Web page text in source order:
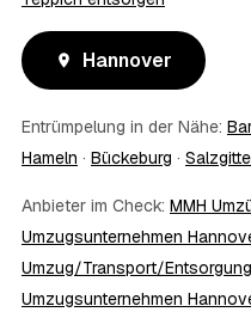
über die Kostenübernahme.
08 Bekomme ich einen
Ja. Die Partner
stellen auf Wunsch
oder die eigene
09 Muss ich bei der
Übergabe und zum
Ablauf — etwa die
direkt mit dem Entrümpler
10 Was ist im Festpreis
Hannover
Entrümpelung in der Nähe:
Hameln · Bückeburg ·
Anbieter im Check: MMH
Umzugsunternehmen
Umzug/Transport/Entsorgung
Umzugsunternehmen